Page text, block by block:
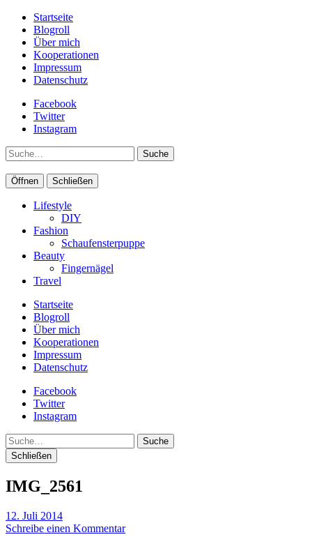
Startseite
Blogroll
Über mich
Kooperationen
Impressum
Datenschutz
Facebook
Twitter
Instagram
Suche
Öffnen Schließen
Lifestyle
DIY
Fashion
Schaufensterpuppe
Beauty
Fingernägel
Travel
Startseite
Blogroll
Über mich
Kooperationen
Impressum
Datenschutz
Facebook
Twitter
Instagram
Suche
Schließen
IMG_2561
12. Juli 2014
Schreibe einen Kommentar